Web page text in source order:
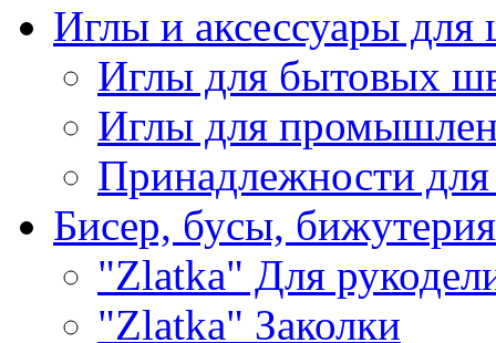
Иглы и аксессуары
Иглы для бытовых
Иглы для
Принадлежности
Бисер, бусы, бижутерия
"Zlatka" Для
"Zlatka" Заколки